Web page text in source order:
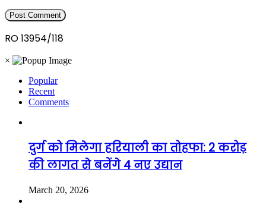
RO 13954/118
×
Popular
Recent
Comments
दुर्ग को मिलेगा हरियाली का तोहफा: 2 करोड़
की लागत से बनेंगे 4 नए उद्यान
March 20, 2026